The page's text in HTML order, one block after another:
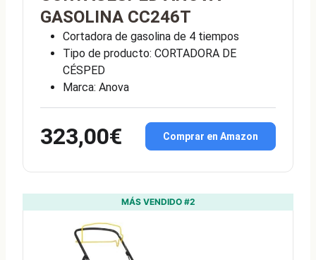
GASOLINA CC246T
Cortadora de gasolina de 4 tiempos
Tipo de producto: CORTADORA DE
CÉSPED
Marca: Anova
323,00€ Comprar en Amazon
MÁS VENDIDO #2